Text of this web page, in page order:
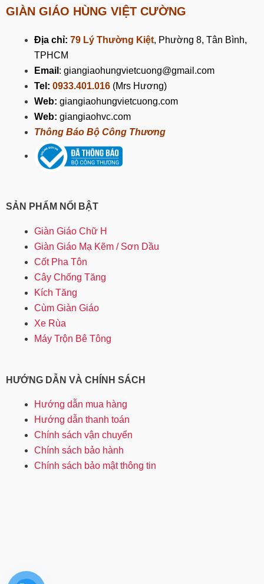
GIÀN GIÁO HÙNG VIỆT CƯỜNG
Địa chỉ: 79 Lý Thường Kiệt, Phường 8, Tân Bình,
TPHCM
Email : giangiaohungvietcuong@gmail.com
Tel: 0933.401.016 (Mrs Hương)
Web: giangiaohungvietcuong.com
Web: giangiaohvc.com
Thông Báo Bộ Công Thương
SẢN PHẨM NỔI BẬT
Giàn Giáo Chữ H
Giàn Giáo Mạ Kẽm / Sơn Dầu
Cốt Pha Tôn
Cây Chống Tăng
Kích Tăng
Cùm Giàn Giáo
Xe Rùa
Máy Trộn Bê Tông
HƯỚNG DẪN VÀ CHÍNH SÁCH
Hướng dẫn mua hàng
Hướng dẫn thanh toán
Chính sách vận chuyển
Chính sách bảo hành
Chính sách bảo mật thông tin